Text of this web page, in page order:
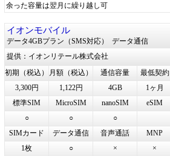
余った容量は翌月に繰り越し可
イオンモバイル
データ4GBプラン（SMS対応） データ通信
提供：イオンリテール株式会社
初期（税込）
月額（税込） 通信容量 最低契約
3,300円
1,122円 4GB 1ヶ月
標準SIM
MicroSIM nanoSIM eSIM
○
○ ○
SIMカード
データ通信 音声通話 MNP
1枚
○ × ×